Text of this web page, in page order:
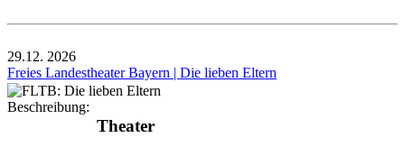
29.12. 2026
Freies Landestheater Bayern | Die lieben Eltern
Beschreibung:
Theater